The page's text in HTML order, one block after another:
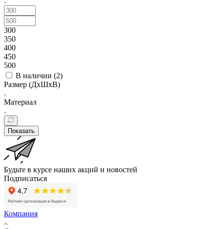
300
350
400
450
500
В наличии (2)
Размер (ДxШxВ)
Материал
Показать
Будьте в курсе наших акций и новостей
Подписаться
Компания